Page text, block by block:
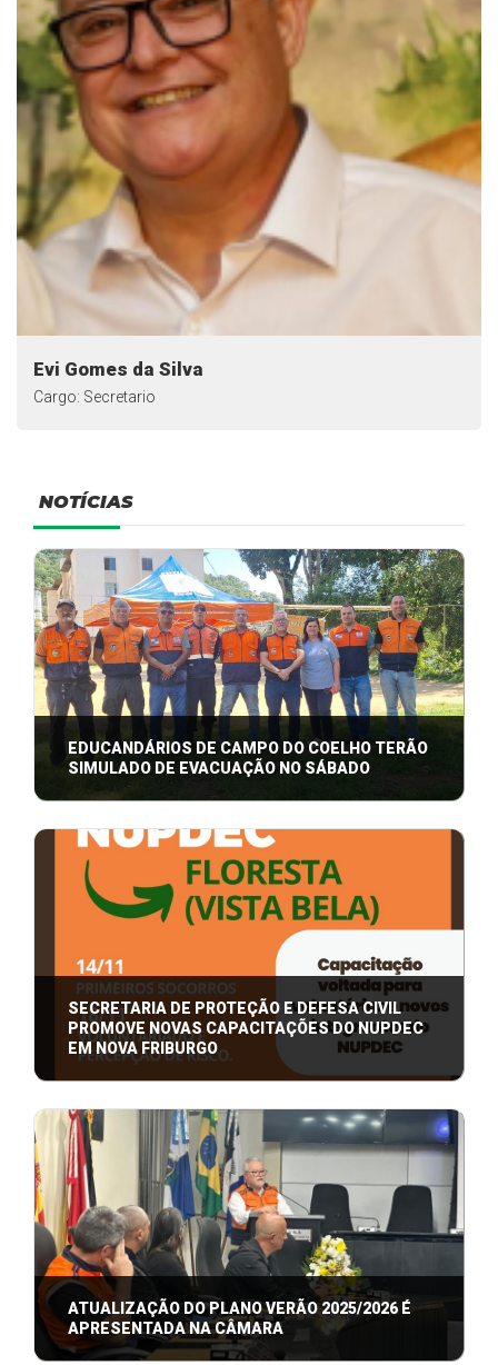
Evi Gomes da Silva
Cargo: Secretario
NOTÍCIAS
EDUCANDÁRIOS DE CAMPO DO COELHO TERÃO
SIMULADO DE EVACUAÇÃO NO SÁBADO
Alerta e Alarme por sirenes que será ex ...
SECRETARIA DE PROTEÇÃO E DEFESA CIVIL
PROMOVE NOVAS CAPACITAÇÕES DO NUPDEC
EM NOVA FRIBURGO
Secretaria de Proteção e Defesa Civil, segu ...
ATUALIZAÇÃO DO PLANO VERÃO 2025/2026 É
APRESENTADA NA CÂMARA